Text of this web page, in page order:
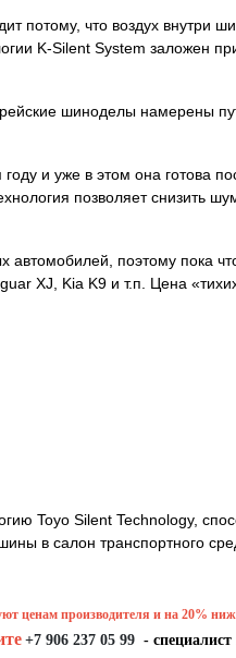
потому, что воздух внутри
K-Silent System заложен
шиноделы намерены
и уже в этом она готова
позволяет снизить
поэтому пока
XJ, Kia K9 и т.п. Цена
Toyo Silent Technology,
в салон транспортного
ценам производителя и на 20%
+7 906 237 05 99 -